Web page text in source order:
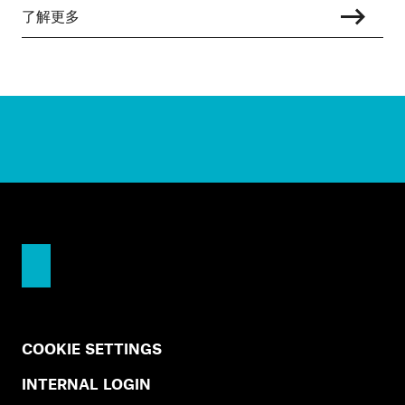
了解更多
COOKIE SETTINGS
INTERNAL LOGIN